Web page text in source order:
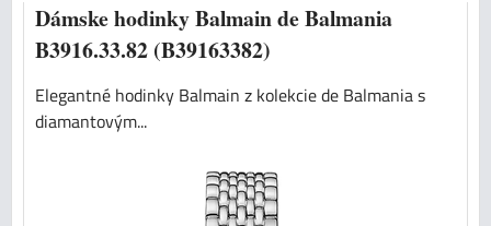
Dámske hodinky Balmain de Balmania
B3916.33.82 (B39163382)
Elegantné hodinky Balmain z kolekcie de Balmania s
diamantovým...